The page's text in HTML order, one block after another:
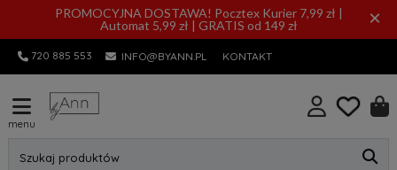
PROMOCYJNA DOSTAWA! Pocztex Kurier 7,99 zł |
Automat 5,99 zł | GRATIS od 149 zł
×
720 885 553 INFO@BYANN.PL KONTAKT
menu
Szukaj produktów